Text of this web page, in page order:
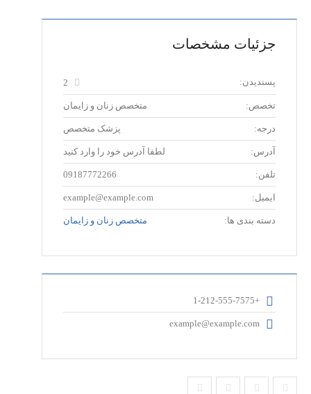
جزئیات مشخصات
پسندیدن: 2
تخصص: متخصص زنان و زایمان
درجه: پزشک متخصص
آدرس: لطفا آدرس خود را وارد کنید
تلفن: 09187772266
ایمیل: example@example.com
دسته بندی ها: متخصص زنان و زایمان
+1-212-555-7575
example@example.com